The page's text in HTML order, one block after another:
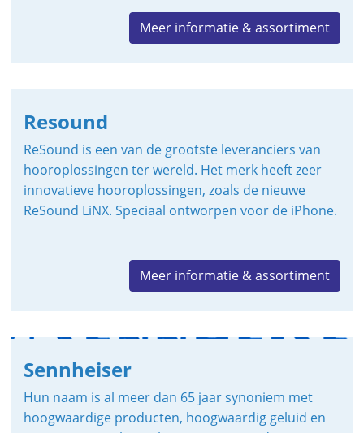
Meer informatie & assortiment
Resound
ReSound is een van de grootste leveranciers van
hooroplossingen ter wereld. Het merk heeft zeer
innovatieve hooroplossingen, zoals de nieuwe
ReSound LiNX. Speciaal ontworpen voor de iPhone.
Meer informatie & assortiment
Sennheiser
Hun naam is al meer dan 65 jaar synoniem met
hoogwaardige producten, hoogwaardig geluid en